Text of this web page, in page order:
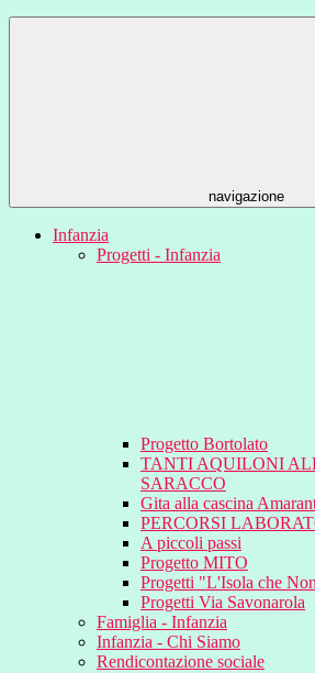
navigazione
Infanzia
Progetti - Infanzia
Progetto Bortolato
TANTI AQUILONI
SARACCO
Gita alla cascina
PERCORSI
A piccoli passi
Progetto MITO
Progetti "L'Isola che
Progetti Via Savonarola
Famiglia - Infanzia
Infanzia - Chi Siamo
Rendicontazione sociale